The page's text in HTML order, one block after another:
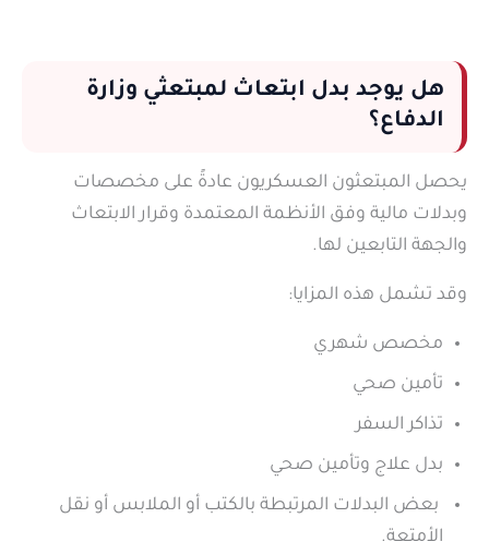
هل يوجد بدل ابتعاث لمبتعثي وزارة
الدفاع؟
يحصل المبتعثون العسكريون عادةً على مخصصات
وبدلات مالية وفق الأنظمة المعتمدة وقرار الابتعاث
والجهة التابعين لها.
وقد تشمل هذه المزايا:
مخصص شهري
تأمين صحي
تذاكر السفر
بدل علاج وتأمين صحي
بعض البدلات المرتبطة بالكتب أو الملابس أو نقل
الأمتعة.